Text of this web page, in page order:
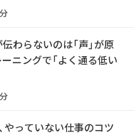
わらないのは「声」が原
ーニングで「よく通る低い
やっていない仕事のコツ